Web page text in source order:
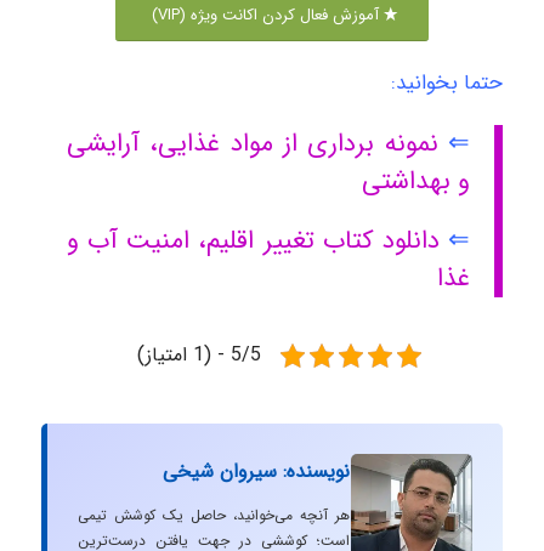
آموزش فعال کردن اکانت ویژه (VIP)
حتما بخوانید:
⇐ نمونه برداری از مواد غذایی، آرایشی
و بهداشتی
⇐ دانلود کتاب تغییر اقلیم، امنیت آب و
غذا
5/5 - (1 امتیاز)
نویسنده: سیروان شیخی
هر آنچه می‌خوانید، حاصل یک کوشش تیمی
است؛ کوششی در جهت یافتن درست‌ترین